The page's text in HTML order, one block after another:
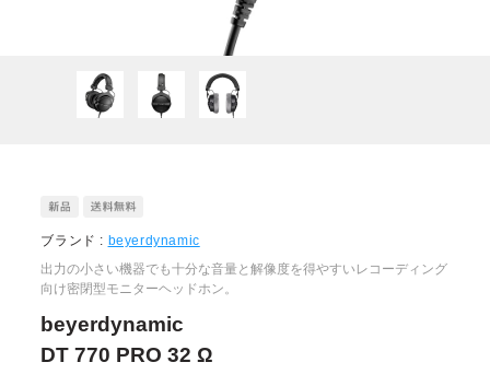
ブランド : beyerdynamic
出力の小さい機器でも十分な音量と解像度を得やすいレコーディング
向け密閉型モニターヘッドホン。
beyerdynamic
DT 770 PRO 32 Ω